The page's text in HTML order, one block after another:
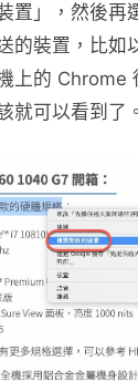
置」，然後再
的裝置，比如
上的 Chrome
就可以看到了